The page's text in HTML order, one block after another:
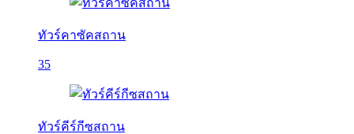
ทัวร์คาซัคสถาน
35
ทัวร์คีร์กีซสถาน